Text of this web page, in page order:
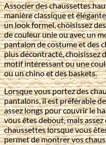
Associer des chaussettes
manière classique et
un look formel, choisissez
de couleur unie ou avec un
pantalon de costume et des
plus décontracté, choisissez
motif intéressant ou une
ou un chino et des baskets.
Lorsque vous portez des
pantalons, il est préférable
assez longs pour couvrir le
vous êtes debout, mais
chaussettes lorsque vous
permet de montrer vos